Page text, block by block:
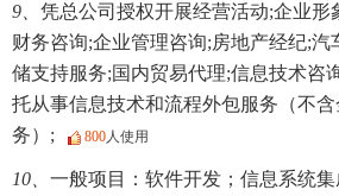
9、 凭总公司授权开展经营活动;企业形
财务咨询;企业管理咨询;房地产经纪;汽
储支持服务;国内贸易代理;信息技术咨
托从事信息技术和流程外包服务（不含
务）;
800人使用
10、 一般项目：软件开发；信息系统